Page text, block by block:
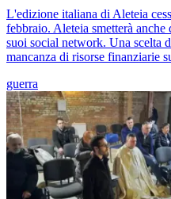
L'edizione italiana di Aleteia
febbraio. Aleteia smetterà
suoi social network. Una scelta
mancanza di risorse finanziarie
guerra